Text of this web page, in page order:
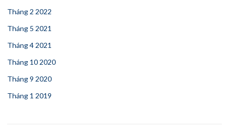
Tháng 2 2022
Tháng 5 2021
Tháng 4 2021
Tháng 10 2020
Tháng 9 2020
Tháng 1 2019